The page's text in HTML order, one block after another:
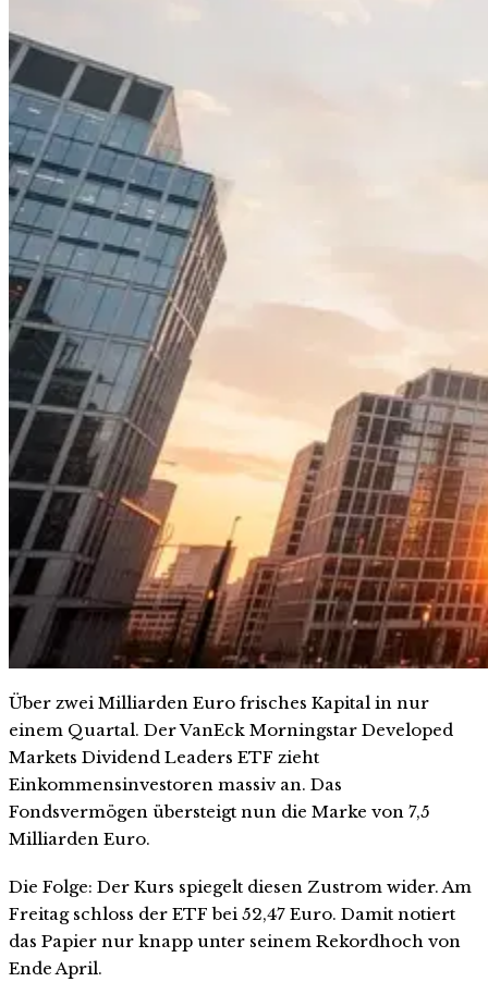
Über zwei Milliarden Euro frisches Kapital in nur
einem Quartal. Der VanEck Morningstar Developed
Markets Dividend Leaders ETF zieht
Einkommensinvestoren massiv an. Das
Fondsvermögen übersteigt nun die Marke von 7,5
Milliarden Euro.
Die Folge: Der Kurs spiegelt diesen Zustrom wider. Am
Freitag schloss der ETF bei 52,47 Euro. Damit notiert
das Papier nur knapp unter seinem Rekordhoch von
Ende April.